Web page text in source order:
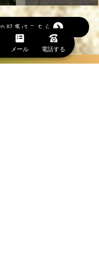
は
と
当
と
な
がとうございました！
【DIY物件】田舎家を思
う存分楽しむのなら、
DIY 出来る物件を、「も
がな」は知っています
記事はこちら
メール 電話する